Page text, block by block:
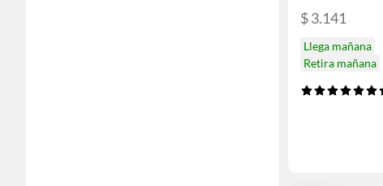
$ 3.141
Llega mañana
Retira mañana